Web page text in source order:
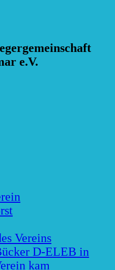
e.V.
Vereins
D-ELEB in
kam